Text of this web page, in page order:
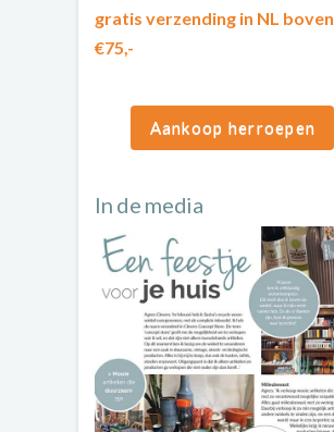
gratis verzending in NL boven
€75,-
Aankoop herroepen
In de media